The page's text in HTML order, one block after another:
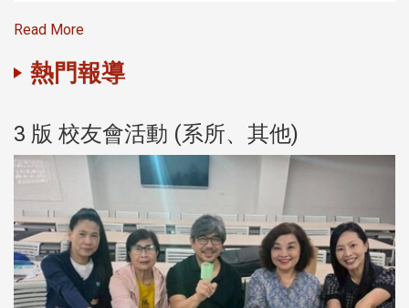
Read More
熱門報導
3 版 校友會活動 (系所、其他)